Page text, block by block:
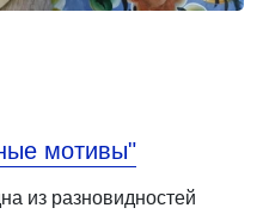
мотивы"
из разновидностей